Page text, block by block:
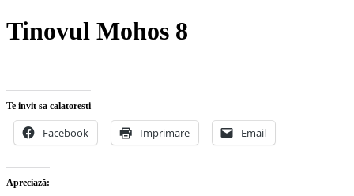
Tinovul Mohos 8
Te invit sa calatoresti
Facebook Imprimare Email
Apreciază: